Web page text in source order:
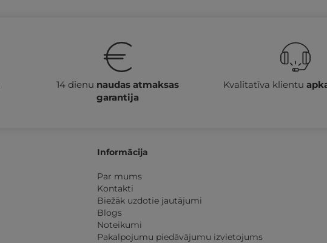
14 dienu naudas atmaksas
garantija
Kvalitatīva klientu
Informācija
Par mums
Kontakti
Biežāk uzdotie jautājumi
Blogs
Noteikumi
Pakalpojumu piedāvājumu izvietojums